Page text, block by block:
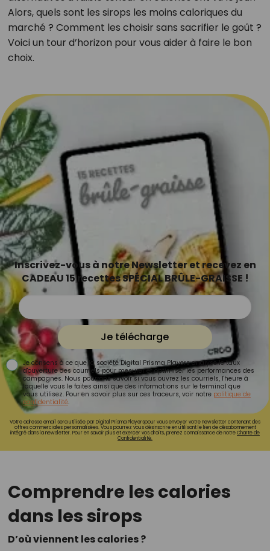
Alors, quels sont les sirops les moins caloriques du
marché ? Comment les choisir sans sacrifier le goût ?
Voici un tour d’horizon pour vous aider à faire le bon
choix.
Inscrivez-vous à notre Newsletter et recevez en
CADEAU 15 recettes SPÉCIAL BRÛLE-GRAISSE !
Je télécharge
Je consens à ce que la société Digital Prisma Players analyse le taux
d'ouverture des courriels pour mesurer et optimiser les performances des
campagnes. Nous pourrons savoir si vous ouvrez les courriels, l'heure à
laquelle vous le faites ainsi que des informations sur le terminal que
vous utilisez. Pour en savoir plus sur ces traceurs, voir notre politique de
confidentialité.
Votre adresse email sera utilisée par Digital Prisma Playerspour vous envoyer votre newsletter contenant des
offres commerciales personnalisées. Vous pourrez vous désinscrire en utilisant le lien de désabonnement
intégré dans la newsletter. Pour en savoir plus et exercer vos droits, prenez connaissance de notreCharte de
Confidentialité.
Comprendre les calories
dans les sirops
D’où viennent les calories ?